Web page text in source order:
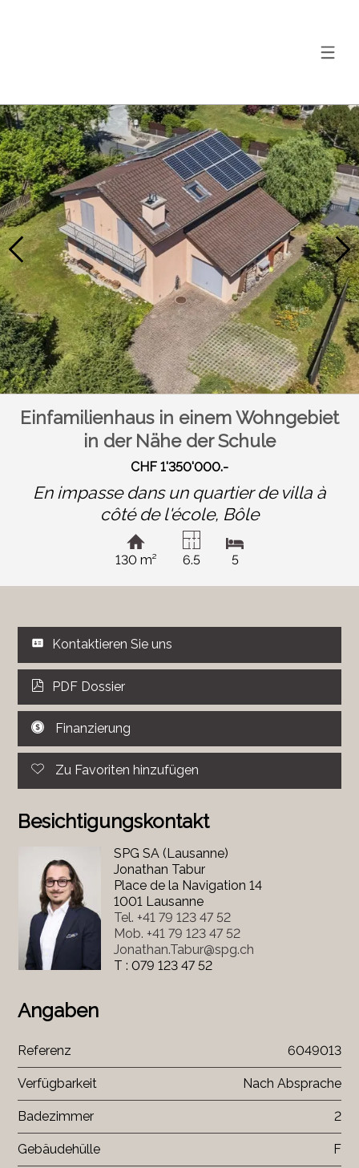
Einfamilienhaus in einem Wohngebiet
in der Nähe der Schule
CHF 1'350'000.-
En impasse dans un quartier de villa à
côté de l'école, Bôle
130 m² 6.5 5
Kontaktieren Sie uns
PDF Dossier
Finanzierung
Zu Favoriten hinzufügen
Besichtigungskontakt
SPG SA (Lausanne)
Jonathan Tabur
Place de la Navigation 14
1001 Lausanne
Tel. +41 79 123 47 52
Mob. +41 79 123 47 52
Jonathan.Tabur@spg.ch
T : 079 123 47 52
Angaben
Referenz 6049013
Verfügbarkeit Nach Absprache
Badezimmer 2
Gebäudehülle F